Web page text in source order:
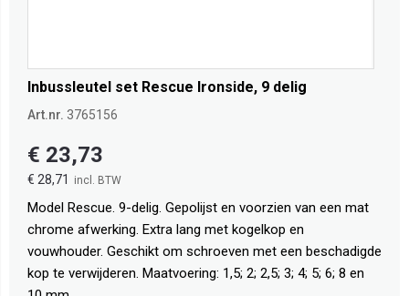
Inbussleutel set Rescue Ironside, 9 delig
Art.nr. 3765156
€ 28,71
€ 23,73
Model Rescue. 9-delig. Gepolijst en voorzien van een mat
chrome afwerking. Extra lang met kogelkop en
vouwhouder. Geschikt om schroeven met een beschadigde
kop te verwijderen. Maatvoering: 1,5; 2; 2,5; 3; 4; 5; 6; 8 en